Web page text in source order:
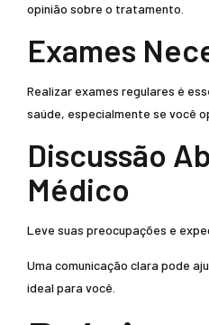
opinião sobre o tratamento.
Exames
Realizar exames regulares é
saúde, especialmente se você
Discussão
Médico
Leve suas preocupações e
Uma comunicação clara pode
ideal para você.